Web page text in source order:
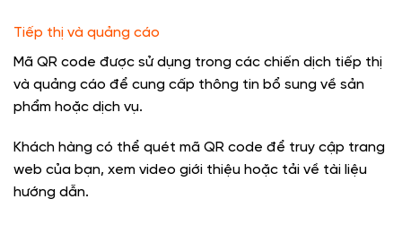
Tiếp thị và quảng cáo
Mã QR code được sử dụng trong các chiến dịch tiếp thị
và quảng cáo để cung cấp thông tin bổ sung về sản
phẩm hoặc dịch vụ.
Khách hàng có thể quét mã QR code để truy cập trang
web của bạn, xem video giới thiệu hoặc tải về tài liệu
hướng dẫn.